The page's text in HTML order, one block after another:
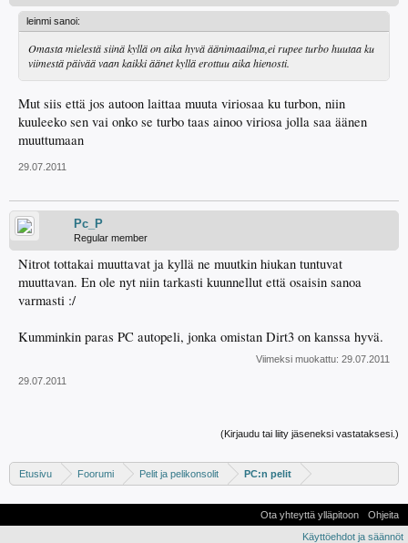
leinmi sanoi:
Omasta mielestä siinä kyllä on aika hyvä äänimaailma,ei rupee turbo huutaa ku
viimestä päivää vaan kaikki äänet kyllä erottuu aika hienosti.
Mut siis että jos autoon laittaa muuta viriosaa ku turbon, niin
kuuleeko sen vai onko se turbo taas ainoo viriosa jolla saa äänen
muuttumaan
29.07.2011
Pc_P
Regular member
Nitrot tottakai muuttavat ja kyllä ne muutkin hiukan tuntuvat
muuttavan. En ole nyt niin tarkasti kuunnellut että osaisin sanoa
varmasti :/
Kumminkin paras PC autopeli, jonka omistan Dirt3 on kanssa hyvä.
Viimeksi muokattu: 29.07.2011
29.07.2011
(Kirjaudu tai liity jäseneksi vastataksesi.)
Etusivu Foorumi Pelit ja pelikonsolit PC:n pelit
Ota yhteyttä ylläpitoon
Ohjeita
Käyttöehdot ja säännöt